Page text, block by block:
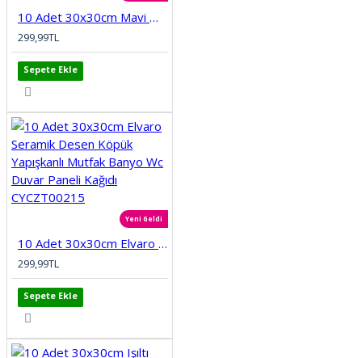
10 Adet 30x30cm Mavi Motifli Desen Köpük Yapışkanlı Mutfak Banyo Duvar Paneli Kağıdı CYCZT00212
299,99TL
Sepete Ekle
Yeni Geldi
10 Adet 30x30cm Elvaro Seramik Desen Köpük Yapışkanlı Mutfak Banyo Wc Duvar Paneli Kağıdı CYCZT00215
299,99TL
Sepete Ekle